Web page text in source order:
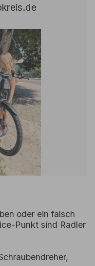
oder ein falsch
Punkt sind Radler